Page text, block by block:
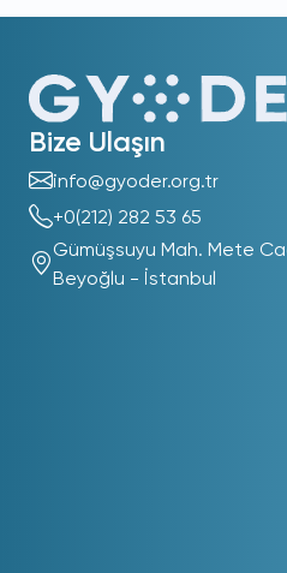
Bize Ulaşın
info@gyoder.org.tr
+0(212) 282 53 65
Gümüşsuyu Mah. Mete
Beyoğlu - İstanbul